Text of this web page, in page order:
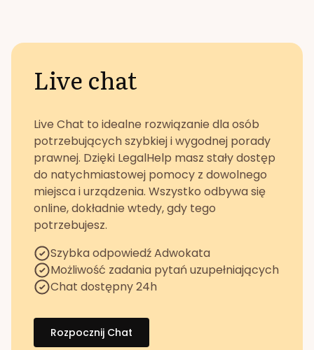
Live chat
Live Chat to idealne rozwiązanie dla osób
potrzebujących szybkiej i wygodnej porady
prawnej. Dzięki LegalHelp masz stały dostęp
do natychmiastowej pomocy z dowolnego
miejsca i urządzenia. Wszystko odbywa się
online, dokładnie wtedy, gdy tego
potrzebujesz.
Szybka odpowiedź Adwokata
Możliwość zadania pytań uzupełniających
Chat dostępny 24h
Rozpocznij Chat